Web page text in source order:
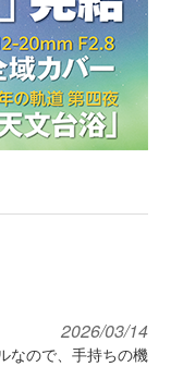
2026/03/14
なので、手持ちの機